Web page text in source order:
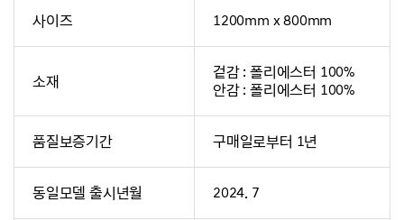
사이즈 1200mm x 800mm
소재
겉감 : 폴리에스터 100%
안감 : 폴리에스터 100%
품질보증기간 구매일로부터 1년
동일모델 출시년월 2024. 7